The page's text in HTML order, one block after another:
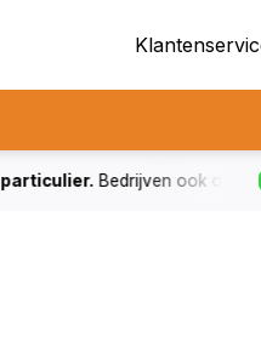
Bedrijven ook op rekening